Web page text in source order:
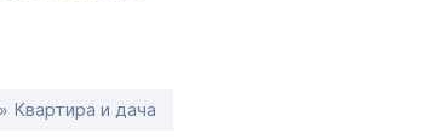
Квартира и дача